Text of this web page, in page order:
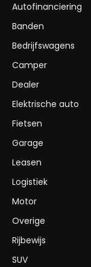
Autofinanciering
Banden
Bedrijfswagens
Camper
Dealer
Elektrische auto
Fietsen
Garage
Leasen
Logistiek
Motor
Overige
Rijbewijs
SUV